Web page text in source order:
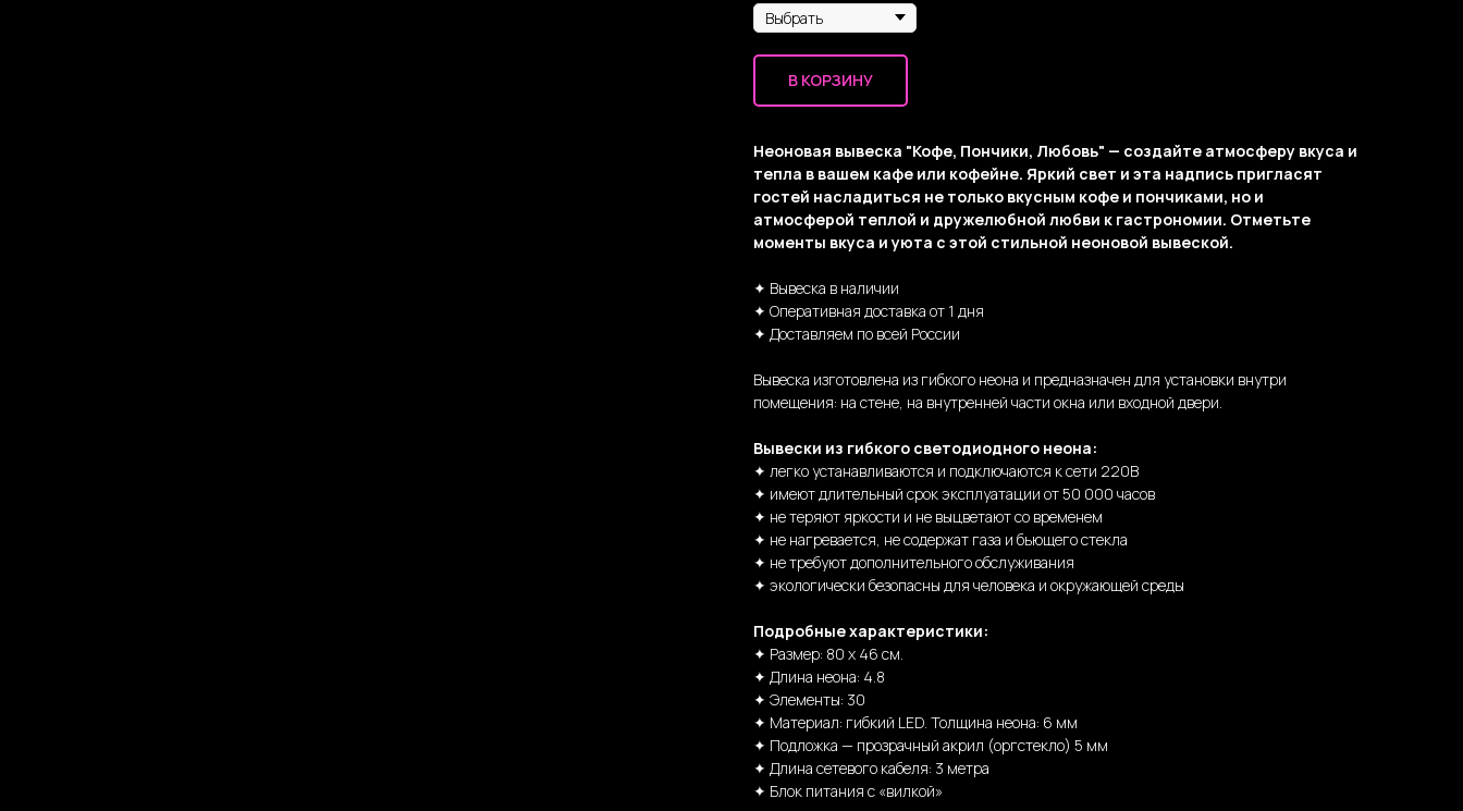
В КОРЗИНУ
Неоновая вывеска "Кофе, Пончики, Любовь" — создайте атмосферу вкуса и
тепла в вашем кафе или кофейне. Яркий свет и эта надпись пригласят
гостей насладиться не только вкусным кофе и пончиками, но и
атмосферой теплой и дружелюбной любви к гастрономии. Отметьте
моменты вкуса и уюта с этой стильной неоновой вывеской.
✦ Вывеска в наличии
✦ Оперативная доставка от 1 дня
✦ Доставляем по всей России
Вывеска изготовлена из гибкого неона и предназначен для установки внутри
помещения: на стене, на внутренней части окна или входной двери.
Вывески из гибкого светодиодного неона:
✦ легко устанавливаются и подключаются к сети 220В
✦ имеют длительный срок эксплуатации от 50 000 часов
✦ не теряют яркости и не выцветают со временем
✦ не нагревается, не содержат газа и бьющего стекла
✦ не требуют дополнительного обслуживания
✦ экологически безопасны для человека и окружающей среды
Подробные характеристики:
✦ Размер: 80 х 46 см.
✦ Длина неона: 4.8
✦ Элементы: 30
✦ Материал: гибкий LED. Толщина неона: 6 мм
✦ Подложка — прозрачный акрил (оргстекло) 5 мм
✦ Длина сетевого кабеля: 3 метра
✦ Блок питания с «вилкой»